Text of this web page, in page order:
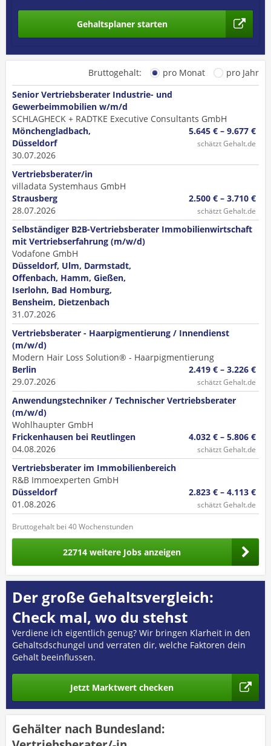
Gehaltsplaner starten
Bruttogehalt: pro Monat
pro Jahr
Senior Vertriebsberater Industrie- und
Gewerbeimmobilien w/m/d
SCHLAGHECK + RADTKE Executive Consultants GmbH
Mönchengladbach,
Düsseldorf
30.07.2026
5.645 € – 9.677 €
schätzt Gehalt.de
Vertriebsberater/in
villadata Systemhaus GmbH
Strausberg
28.07.2026
2.500 € – 3.710 €
schätzt Gehalt.de
Selbständiger B2B-Vertriebsberater Immobilienwirtschaft
mit Vertriebserfahrung (m/w/d)
Vodafone GmbH
Düsseldorf, Ulm, Darmstadt,
Offenbach, Hamm, Gießen,
Iserlohn, Bad Homburg,
Bensheim, Dietzenbach
31.07.2026
Vertriebsberater - Haarpigmentierung / Innendienst
(m/w/d)
Modern Hair Loss Solution® - Haarpigmentierung
Berlin
29.07.2026
2.419 € – 3.226 €
schätzt Gehalt.de
Anwendungstechniker / Technischer Vertriebsberater
(m/w/d)
Wohlhaupter GmbH
Frickenhausen bei Reutlingen
04.08.2026
4.032 € – 5.806 €
schätzt Gehalt.de
Vertriebsberater im Immobilienbereich
R&B Immoexperten GmbH
Düsseldorf
01.08.2026
2.823 € – 4.113 €
schätzt Gehalt.de
Bruttogehalt bei 40 Wochenstunden
22714 weitere Jobs anzeigen
Der große Gehaltsvergleich:
Check mal, wo du stehst
Verdiene ich eigentlich genug? Wir bringen Klarheit in den
Gehaltsdschungel und verraten dir, welche Faktoren dein
Gehalt beeinflussen.
Jetzt Marktwert checken
Gehälter nach Bundesland: